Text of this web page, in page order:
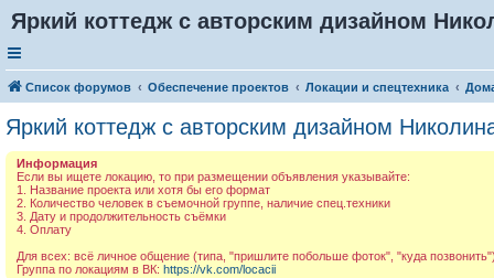
Яркий коттедж с авторским дизайном
Список форумов Обеспечение проектов Локации и спецтехника
Яркий коттедж с авторским дизайном
Информация
Если вы ищете локацию, то при размещении объявления указывайте:
1. Название проекта или хотя бы его формат
2. Количество человек в съемочной группе, наличие спец.техники
3. Дату и продолжительность съёмки
4. Оплату
Для всех: всё личное общение (типа, "пришлите побольше фоток", "куда
Группа по локациям в ВК: https://vk.com/locacii